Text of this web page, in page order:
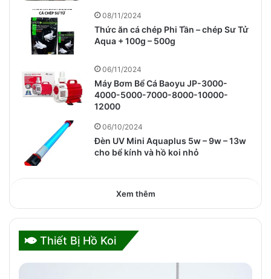
08/11/2024
Thức ăn cá chép Phi Tần – chép Sư Tử
Aqua + 100g – 500g
06/11/2024
Máy Bơm Bể Cá Baoyu JP-3000-
4000-5000-7000-8000-10000-
12000
06/10/2024
Đèn UV Mini Aquaplus 5w – 9w – 13w
cho bể kính và hồ koi nhỏ
Xem thêm
Thiết Bị Hồ Koi